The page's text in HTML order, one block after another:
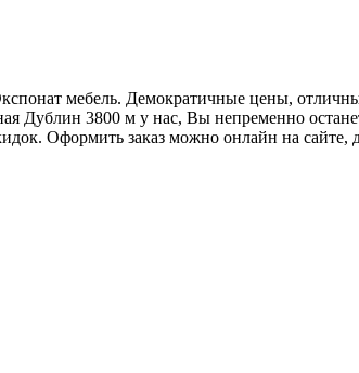
мебель. Демократичные цены,
Дублин 3800 м у нас, Вы непременно
Оформить заказ можно онлайн на